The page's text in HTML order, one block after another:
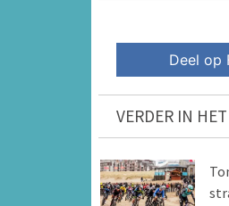
Deel op
VERDER IN